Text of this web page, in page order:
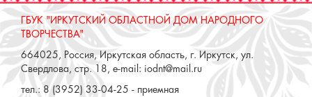
Сложности с получением
«Пушкинской карты» или
приобретением билетов? Знаете, как
улучшить работу учреждений